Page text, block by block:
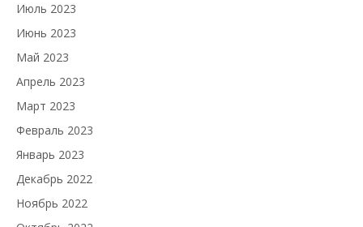
Июль 2023
Июнь 2023
Май 2023
Апрель 2023
Март 2023
Февраль 2023
Январь 2023
Декабрь 2022
Ноябрь 2022